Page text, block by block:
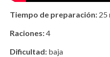
Tiempo de preparación: 25
Raciones:4
Dificultad: baja